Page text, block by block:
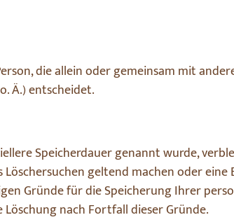
die allein oder gemeinsam mit
Ä.) entscheidet.
Speicherdauer genannt wurde,
geltend machen oder
Gründe für die Speicherung Ihrer
nach Fortfall dieser Gründe.